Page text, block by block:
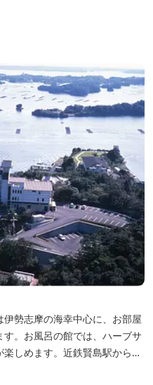
勢志摩の海幸中心に、お部屋
。お風呂の館では、ハーブサ
しめます。近鉄賢島駅から歩